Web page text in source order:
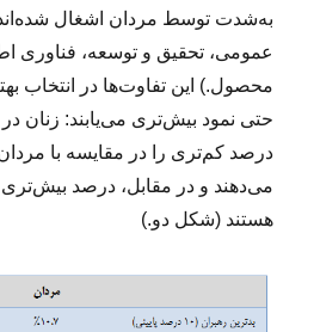
به‌شدت توسط مردان اشغال
عمومی، تحقیق و توسعه، فناوری
محصول.) این تفاوت‌ها در انتخاب
حتی نمود بیش‌تری می‌یابند: زنان در
درصد کم‌تری را در مقایسه با
می‌دهند و در مقابل، درصد بیش‌تری
هستند (شکل دو.)